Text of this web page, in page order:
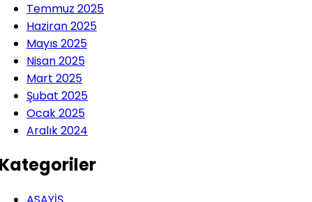
Temmuz 2025
Haziran 2025
Mayıs 2025
Nisan 2025
Mart 2025
Şubat 2025
Ocak 2025
Aralık 2024